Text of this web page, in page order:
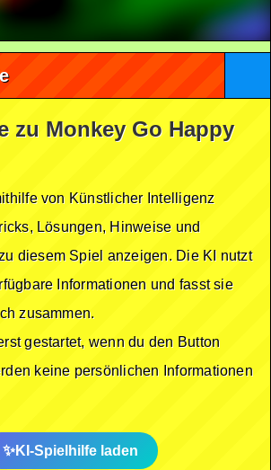
zu Monkey Go Happy
von Künstlicher Intelligenz
Lösungen, Hinweise und
diesem Spiel anzeigen. Die KI nutzt
Informationen und fasst sie
zusammen.
gestartet, wenn du den Button
keine persönlichen Informationen
KI-Spielhilfe laden